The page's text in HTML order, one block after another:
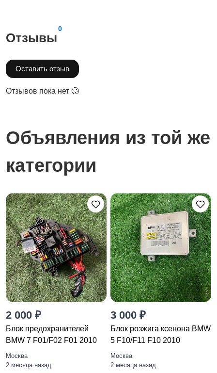
Отзывы
0
Оставить отзыв
Отзывов пока нет 🥴
Объявления из той же
категории
2 000 ₽
Блок предохранителей
BMW 7 F01/F02 F01 2010
Москва
2 месяца назад
3 000 ₽
Блок розжига ксенона BMW
5 F10/F11 F10 2010
Москва
2 месяца назад